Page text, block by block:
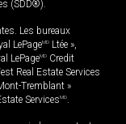
(SDD®).
Les bureaux
LePageMD Ltée »,
LePageMD Credit
Real Estate Services
Tremblant »
ServicesMD.